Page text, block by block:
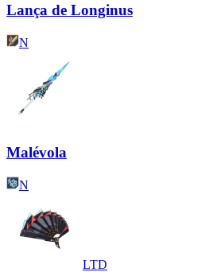
Lança de Longinus
N
Malévola
N
LTD